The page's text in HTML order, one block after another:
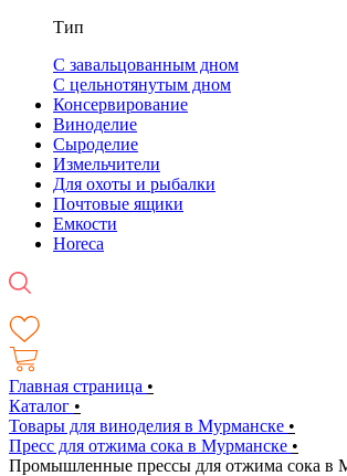
Тип
С завальцованным дном
С цельнотянутым дном
Консервирование
Виноделие
Сыроделие
Измельчители
Для охоты и рыбалки
Почтовые ящики
Емкости
Horeca
Главная страница •
Каталог •
Товары для виноделия в Мурманске •
Пресс для отжима сока в Мурманске •
Промышленные прессы для отжима сока в